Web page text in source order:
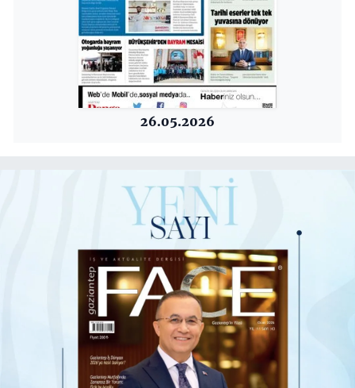
26.05.2026